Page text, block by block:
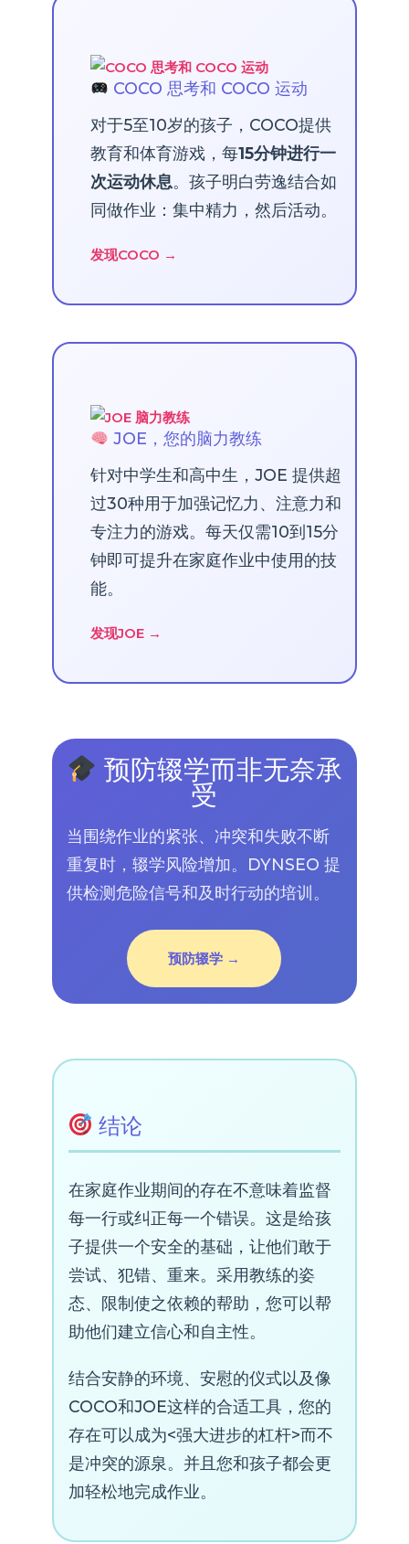
COCO 思考和 COCO 运动
对于5至10岁的孩子，COCO提供
教育和体育游戏，每15分钟进行一
次运动休息。孩子明白劳逸结合如
同做作业：集中精力，然后活动。
发现COCO →
JOE，您的脑力教练
针对中学生和高中生，JOE 提供超
过30种用于加强记忆力、注意力和
专注力的游戏。每天仅需10到15分
钟即可提升在家庭作业中使用的技
能。
发现JOE →
预防辍学而非无奈承
受
当围绕作业的紧张、冲突和失败不断
重复时，辍学风险增加。DYNSEO 提
供检测危险信号和及时行动的培训。
预防辍学 →
结论
在家庭作业期间的存在不意味着监督
每一行或纠正每一个错误。这是给孩
子提供一个安全的基础，让他们敢于
尝试、犯错、重来。采用教练的姿
态、限制使之依赖的帮助，您可以帮
助他们建立信心和自主性。
结合安静的环境、安慰的仪式以及像
COCO和JOE这样的合适工具，您的
存在可以成为<强大进步的杠杆>而不
是冲突的源泉。并且您和孩子都会更
加轻松地完成作业。